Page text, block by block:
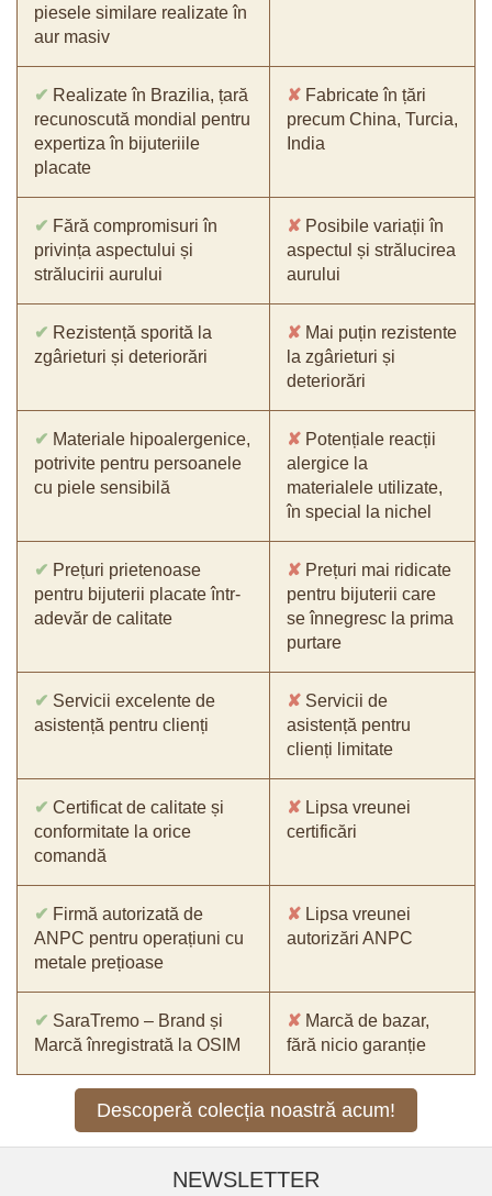
piesele similare realizate în
aur masiv
✔ Realizate în Brazilia, țară
recunoscută mondial pentru
expertiza în bijuteriile
placate
✘ Fabricate în țări
precum China, Turcia,
India
✔ Fără compromisuri în
privința aspectului și
strălucirii aurului
✘ Posibile variații în
aspectul și strălucirea
aurului
✔ Rezistență sporită la
zgârieturi și deteriorări
✘ Mai puțin rezistente
la zgârieturi și
deteriorări
✔ Materiale hipoalergenice,
potrivite pentru persoanele
cu piele sensibilă
✘ Potențiale reacții
alergice la
materialele utilizate,
în special la nichel
✔ Prețuri prietenoase
pentru bijuterii placate într-
adevăr de calitate
✘ Prețuri mai ridicate
pentru bijuterii care
se înnegresc la prima
purtare
✔ Servicii excelente de
asistență pentru clienți
✘ Servicii de
asistență pentru
clienți limitate
✔ Certificat de calitate și
conformitate la orice
comandă
✘ Lipsa vreunei
certificări
✔ Firmă autorizată de
ANPC pentru operațiuni cu
metale prețioase
✘ Lipsa vreunei
autorizări ANPC
✔ SaraTremo – Brand și
Marcă înregistrată la OSIM
✘ Marcă de bazar,
fără nicio garanție
Descoperă colecția noastră acum!
NEWSLETTER